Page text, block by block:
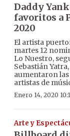
Daddy
favoritos a
2020
El artista
martes 12
Lo Nuestro,
Sebastián
aumentaron
artistas de
Enero 14, 2020
Arte y